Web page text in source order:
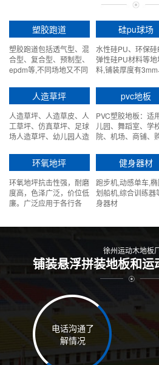
塑胶跑道
塑胶跑道包括透气型、混
合型、复合型、预制型、
epdm等,不同场地又不同
硅pu球场
水性硅PU、环保硅
弹性硅PU材料等地
料,铺装厚度有3mm
人造草坪
人造草坪、人造草皮、人
工草坪、仿真草坪、足球
场人造草坪、幼儿园人造
围挡假草坪。
pvc地板
PVC塑胶地板：适
儿园、舞蹈室、学
院、机场、商铺、
行、地铁以及所有
环氧地坪
环氧地坪抗击性强，耐磨
度高，色泽广泛，价位低
廉。广泛应用于各行各
健身器材
跑步机,动感单车,
划船机,综合训练器
身器材
徐州运动木地板
铺装悬浮拼装地板和
电话沟通了
解情况